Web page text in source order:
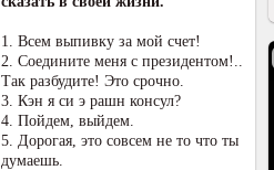
1. Всем выпивку за мой счет!
2. Соедините меня с президентом!..
Так разбудите! Это срочно.
3. Кэн я си э рашн консул?
4. Пойдем, выйдем.
5. Дорогая, это совсем не то что ты
думаешь.